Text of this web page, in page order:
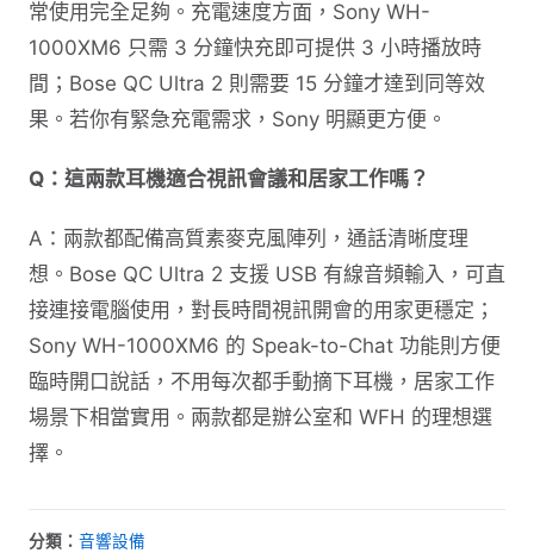
常使用完全足夠。充電速度方面，Sony WH-
1000XM6 只需 3 分鐘快充即可提供 3 小時播放時
間；Bose QC Ultra 2 則需要 15 分鐘才達到同等效
果。若你有緊急充電需求，Sony 明顯更方便。
Q：這兩款耳機適合視訊會議和居家工作嗎？
A：兩款都配備高質素麥克風陣列，通話清晰度理
想。Bose QC Ultra 2 支援 USB 有線音頻輸入，可直
接連接電腦使用，對長時間視訊開會的用家更穩定；
Sony WH-1000XM6 的 Speak-to-Chat 功能則方便
臨時開口說話，不用每次都手動摘下耳機，居家工作
場景下相當實用。兩款都是辦公室和 WFH 的理想選
擇。
分類： 音響設備